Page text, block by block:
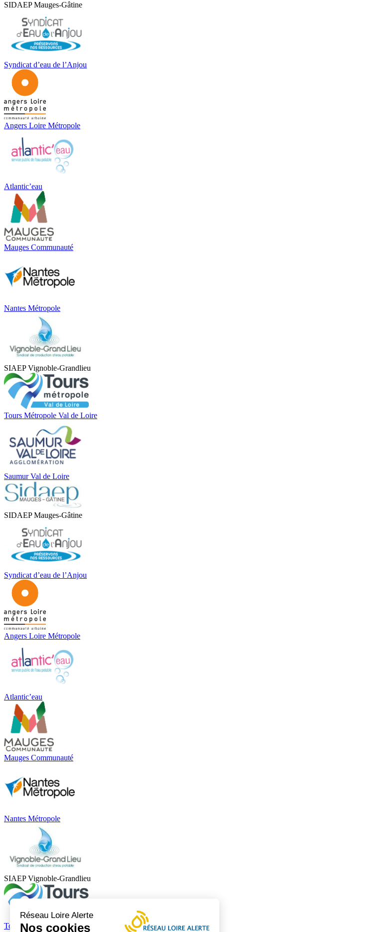
SIDAEP Mauges-Gâtine
Syndicat d’eau de l’Anjou
Angers Loire Métropole
Atlantic’eau
Mauges Communauté
Nantes Métropole
SIAEP Vignoble-Grandlieu
Tours Métropole Val de Loire
Saumur Val de Loire
SIDAEP Mauges-Gâtine
Syndicat d’eau de l’Anjou
Angers Loire Métropole
Atlantic’eau
Mauges Communauté
Nantes Métropole
SIAEP Vignoble-Grandlieu
Tours Métropole Val de Loire
Réseau Loire Alerte
Nos cookies